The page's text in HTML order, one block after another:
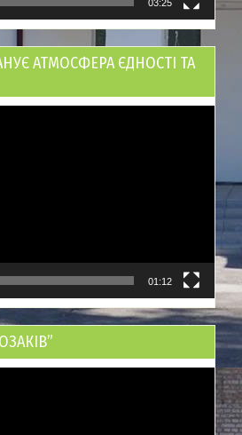
03:25
АТМОСФЕРА ЄДНОСТІ ТА
01:12